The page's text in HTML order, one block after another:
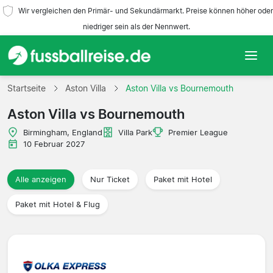
Wir vergleichen den Primär- und Sekundärmarkt. Preise können höher oder
niedriger sein als der Nennwert.
Startseite
Mannschaften
Ligen
Reisebüros
Startseite Aston Villa Aston Villa vs Bournemouth
Aston Villa vs Bournemouth
Birmingham, England Villa Park
Premier League
10 Februar 2027
Alle anzeigen Nur Ticket Paket mit Hotel
Paket mit Hotel & Flug